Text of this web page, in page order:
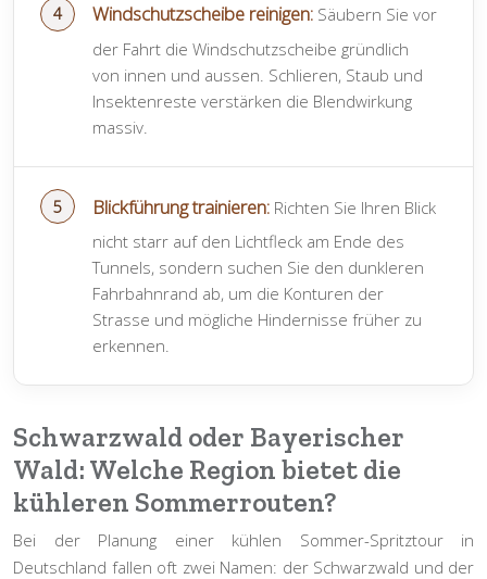
Windschutzscheibe reinigen: Säubern Sie vor
der Fahrt die Windschutzscheibe gründlich
von innen und aussen. Schlieren, Staub und
Insektenreste verstärken die Blendwirkung
massiv.
Blickführung trainieren: Richten Sie Ihren Blick
nicht starr auf den Lichtfleck am Ende des
Tunnels, sondern suchen Sie den dunkleren
Fahrbahnrand ab, um die Konturen der
Strasse und mögliche Hindernisse früher zu
erkennen.
Schwarzwald oder Bayerischer
Wald: Welche Region bietet die
kühleren Sommerrouten?
Bei der Planung einer kühlen Sommer-Spritztour in
Deutschland fallen oft zwei Namen: der Schwarzwald und der